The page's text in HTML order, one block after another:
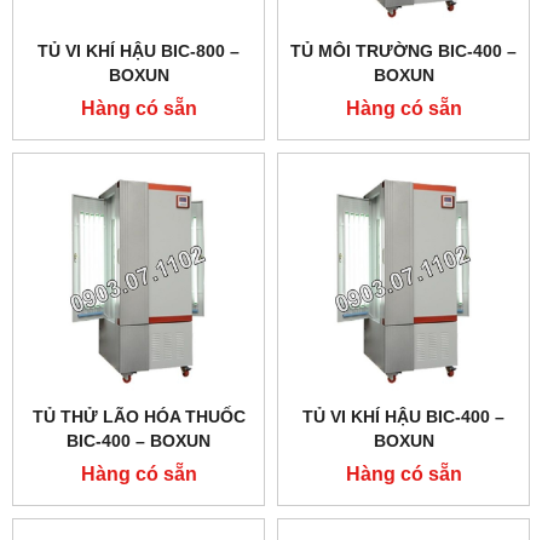
TỦ VI KHÍ HẬU BIC-800 –
BOXUN
Hàng có sẵn
TỦ MÔI TRƯỜNG BIC-400 –
BOXUN
Hàng có sẵn
TỦ THỬ LÃO HÓA THUỐC
BIC-400 – BOXUN
Hàng có sẵn
TỦ VI KHÍ HẬU BIC-400 –
BOXUN
Hàng có sẵn